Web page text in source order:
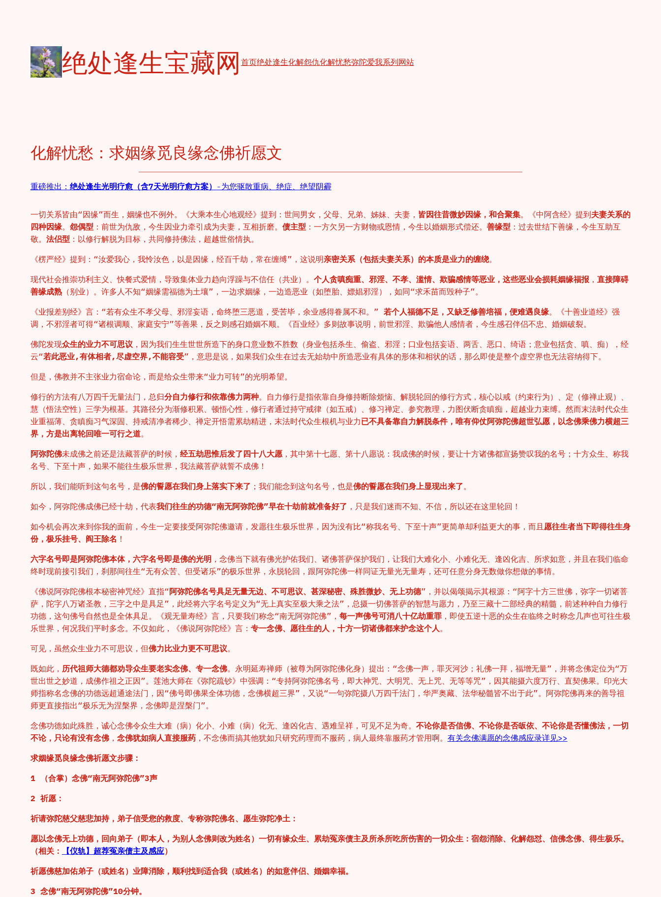
绝处逢生宝藏网首页绝处逢生化解怨仇化解忧愁弥陀爱我系列网站
化解忧愁：求姻缘觅良缘念佛祈愿文
重磅推出： 绝处逢生光明疗愈（含7天光明疗愈方案） -为您驱散重病、绝症、绝望阴霾
一切关系皆由“因缘”而生，姻缘也不例外。《大乘本生心地观经》提到：世间男女，父母、兄弟、姊妹、夫妻， 皆因往昔微妙因缘，和合聚集。《中阿含经》提到夫妻关系的
四种因缘。 怨偶型 ：前世为仇敌，今生因业力牵引成为夫妻，互相折磨。 债主型 ：一方欠另一方财物或恩情，今生以婚姻形式偿还。 善缘型 ：过去世结下善缘，今生互助互
敬。 法侣型 ：以修行解脱为目标，共同修持佛法，超越世俗情执。
《楞严经》提到：“汝爱我心，我怜汝色，以是因缘，经百千劫，常在缠缚”，这说明亲密关系（包括夫妻关系）的本质是业力的缠绕。
现代社会推崇功利主义、快餐式爱情，导致集体业力趋向浮躁与不信任（共业）。 个人贪嗔痴重、邪淫、不孝、滥情、欺骗感情等恶业，这些恶业会损耗姻缘福报， 直接障碍
善缘成熟（别业）。许多人不知“姻缘需福德为土壤”，一边求姻缘，一边造恶业（如堕胎、嫖娼邪淫），如同“求禾苗而毁种子”。
《业报差别经》言：“若有众生不孝父母、邪淫妄语，命终堕三恶道，受苦毕，余业感得眷属不和。” 若个人福德不足，又缺乏修善培福，便难遇良缘。《十善业道经》强
调，不邪淫者可得“诸根调顺、家庭安宁”等善果，反之则感召婚姻不顺。《百业经》多则故事说明，前世邪淫、欺骗他人感情者，今生感召伴侣不忠、婚姻破裂。
佛陀发现众生的业力不可思议 ，因为我们生生世世所造下的身口意业数不胜数（身业包括杀生、偷盗、邪淫；口业包括妄语、两舌、恶口、绮语；意业包括贪、嗔、痴），经
云“若此恶业,有体相者,尽虚空界,不能容受”，意思是说，如果我们众生在过去无始劫中所造恶业有具体的形体和相状的话，那么即使是整个虚空界也无法容纳得下。
但是，佛教并不主张业力宿命论，而是给众生带来“业力可转”的光明希望。
修行的方法有八万四千无量法门，总归分自力修行和依靠佛力两种。自力修行是指依靠自身修持断除烦恼、解脱轮回的修行方式，核心以戒（约束行为）、定（修禅止观）、
慧（悟法空性）三学为根基。其路径分为渐修积累、顿悟心性，修行者通过持守戒律（如五戒）、修习禅定、参究教理，力图伏断贪瞋痴，超越业力束缚。然而末法时代众生
业重福薄、贪瞋痴习气深固、持戒清净者稀少、禅定开悟需累劫精进，末法时代众生根机与业力已不具备靠自力解脱条件，唯有仰仗阿弥陀佛超世弘愿，以念佛乘佛力横超三
界，方是出离轮回唯一可行之道。
阿弥陀佛未成佛之前还是法藏菩萨的时候， 经五劫思惟后发了四十八大愿，其中第十七愿、第十八愿说：我成佛的时候，要让十方诸佛都宣扬赞叹我的名号；十方众生、称我
名号、下至十声，如果不能往生极乐世界，我法藏菩萨就誓不成佛！
所以，我们能听到这句名号，是佛的誓愿在我们身上落实下来了 ；我们能念到这句名号，也是佛的誓愿在我们身上显现出来了。
如今，阿弥陀佛成佛已经十劫，代表我们往生的功德“南无阿弥陀佛”早在十劫前就准备好了 ，只是我们迷而不知、不信，所以还在这里轮回！
如今机会再次来到你我的面前，今生一定要接受阿弥陀佛邀请，发愿往生极乐世界，因为没有比“称我名号、下至十声”更简单却利益更大的事，而且 愿往生者当下即得往生身
份，极乐挂号、阎王除名 ！
六字名号即是阿弥陀佛本体，六字名号即是佛的光明 ，念佛当下就有佛光护佑我们、诸佛菩萨保护我们，让我们大难化小、小难化无、逢凶化吉、所求如意，并且在我们临命
终时现前接引我们，刹那间往生“无有众苦、但受诸乐”的极乐世界，永脱轮回，跟阿弥陀佛一样同证无量光无量寿，还可任意分身无数做你想做的事情。
《佛说阿弥陀佛根本秘密神咒经》直指“ 阿弥陀佛名号具足无量无边、不可思议、甚深秘密、殊胜微妙、无上功德”，并以偈颂揭示其根源：“阿字十方三世佛，弥字一切诸菩
萨，陀字八万诸圣教，三字之中是具足”，此经将六字名号定义为“无上真实至极大乘之法”，总摄一切佛菩萨的智慧与愿力，乃至三藏十二部经典的精髓，前述种种自力修行
功德，这句佛号自然也是全体具足。《观无量寿经》言，只要我们称念“南无阿弥陀佛”， 每一声佛号可消八十亿劫重罪，即使五逆十恶的众生在临终之时称念几声也可往生极
乐世界，何况我们平时多念。不仅如此，《佛说阿弥陀经》言： 专一念佛、愿往生的人，十方一切诸佛都来护念这个人。
可见，虽然众生业力不可思议，但佛力比业力更不可思议。
既如此， 历代祖师大德都劝导众生要老实念佛、专一念佛。永明延寿禅师（被尊为阿弥陀佛化身）提出：“念佛一声，罪灭河沙；礼佛一拜，福增无量”，并将念佛定位为“万
世出世之妙道，成佛作祖之正因”。莲池大师在《弥陀疏钞》中强调：“专持阿弥陀佛名号，即大神咒、大明咒、无上咒、无等等咒”，因其能摄六度万行、直契佛果。印光大
师指称名念佛的功德远超通途法门，因“佛号即佛果全体功德，念佛横超三界”，又说“一句弥陀摄八万四千法门，华严奥藏、法华秘髓皆不出于此”。阿弥陀佛再来的善导祖
师更直接指出“极乐无为涅槃界，念佛即是涅槃门”。
念佛功德如此殊胜，诚心念佛令众生大难（病）化小、小难（病）化无、逢凶化吉、遇难呈祥，可见不足为奇。 不论你是否信佛、不论你是否皈依、不论你是否懂佛法，一切
不论，只论有没有念佛， 念佛犹如病人直接服药，不念佛而搞其他犹如只研究药理而不服药，病人最终靠服药才管用啊。 有关念佛满愿的念佛感应录详见>>
求姻缘觅良缘念佛祈愿文步骤：
1 （合掌）念佛“南无阿弥陀佛”3声
2 祈愿：
祈请弥陀慈父慈悲加持，弟子信受您的救度、专称弥陀佛名、愿生弥陀净土：
愿以念佛无上功德，回向弟子（即本人，为别人念佛则改为姓名）一切有缘众生、累劫冤亲债主及所杀所吃所伤害的一切众生：宿怨消除、化解怨怼、信佛念佛、得生极乐。
（相关：
【仪轨】超荐冤亲债主及感应）
祈愿佛慈加佑弟子（或姓名）业障消除，顺利找到适合我（或姓名）的如意伴侣、婚姻幸福。
3 念佛“南无阿弥陀佛”10分钟。